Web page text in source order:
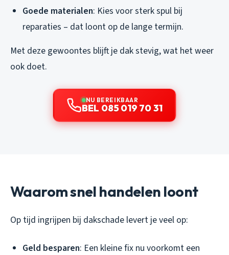
Goede materialen: Kies voor sterk spul bij
reparaties – dat loont op de lange termijn.
Met deze gewoontes blijft je dak stevig, wat het weer
ook doet.
NU BEREIKBAAR
BEL 085 019 70 31
Waarom snel handelen loont
Op tijd ingrijpen bij dakschade levert je veel op:
Geld besparen: Een kleine fix nu voorkomt een